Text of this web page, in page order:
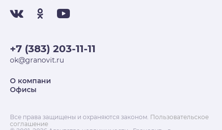
+7 (383) 203-11-11
ok@granovit.ru
О компани
Офисы
Все права защищены и охраняются законом. Пользовательское
соглашение